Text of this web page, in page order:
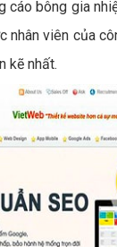
cáo bông gia
nhân viên của
kẽ nhất.